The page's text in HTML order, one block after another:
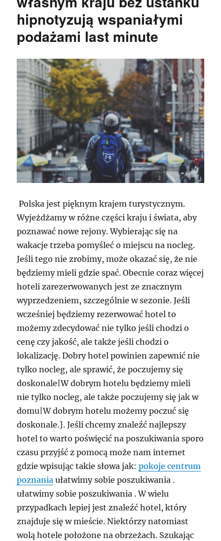
hipnotyzują wspaniałymi
podażami last minute
Polska jest pięknym krajem turystycznym.
Wyjeżdżamy w różne części kraju i świata, aby
poznawać nowe rejony. Wybierając się na
wakacje trzeba pomyśleć o miejscu na nocleg.
Jeśli tego nie zrobimy, może okazać się, że nie
będziemy mieli gdzie spać. Obecnie coraz więcej
hoteli zarezerwowanych jest ze znacznym
wyprzedzeniem, szczególnie w sezonie. Jeśli
wcześniej będziemy rezerwować hotel to
możemy zdecydować nie tylko jeśli chodzi o
cenę czy jakość, ale także jeśli chodzi o
lokalizację. Dobry hotel powinien zapewnić nie
tylko nocleg, ale sprawić, że poczujemy się
doskonale|W dobrym hotelu będziemy mieli
nie tylko nocleg, ale także poczujemy się jak w
domu|W dobrym hotelu możemy poczuć się
doskonale.}. Jeśli chcemy znaleźć najlepszy
hotel to warto poświęcić na poszukiwania sporo
czasu przyjść z pomocą może nam internet
gdzie wpisując takie słowa jak:pokoje centrum
poznania ułatwimy sobie poszukiwania .
ułatwimy sobie poszukiwania . W wielu
przypadkach lepiej jest znaleźć hotel, który
znajduje się w mieście. Niektórzy natomiast
wolą hotele położone na obrzeżach. Szukając